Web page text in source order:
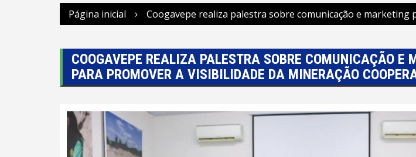
Página inicial Coogavepe realiza palestra sobre comunicação e
COOGAVEPE REALIZA PALESTRA SOBRE COMUNICAÇÃO E
PARA PROMOVER A VISIBILIDADE DA MINERAÇÃO